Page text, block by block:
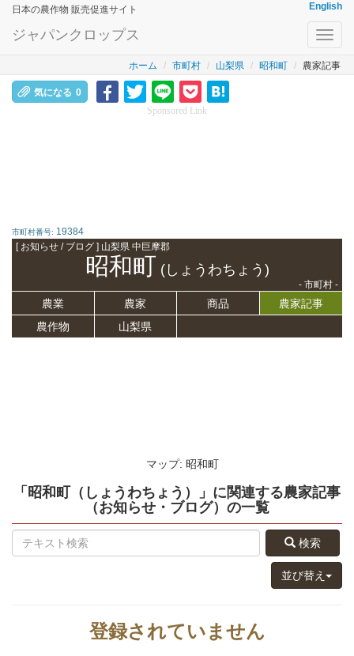
日本の農作物 販売促進サイト English
ジャパンクロップス
ホーム 市町村 山梨県 昭和町 農家記事
気になる 0
Sponsored Link
市町村番号: 19384
[ お知らせ / ブログ ] 山梨県 中巨摩郡
昭和町 (しょうわちょう)
- 市町村 -
農業 農家 商品
農家記事
農作物
山梨県
マップ: 昭和町
「昭和町（しょうわちょう）」 に関連する農家記事
（お知らせ・ブログ） の一覧
検索
並び替え
登録されていません